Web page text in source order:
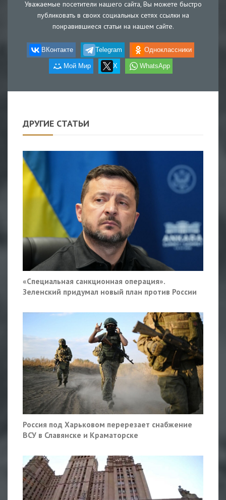
Уважаемые посетители нашего сайта, Вы можете быстро
публиковать в своих социальных сетях ссылки на
понравившиеся статьи на нашем сайте.
ВКонтакте Telegram Одноклассники
Мой Мир X WhatsApp
ДРУГИЕ СТАТЬИ
«Специальная санкционная операция».
Зеленский придумал новый план против России
Россия под Харьковом перерезает снабжение
ВСУ в Славянске и Краматорске